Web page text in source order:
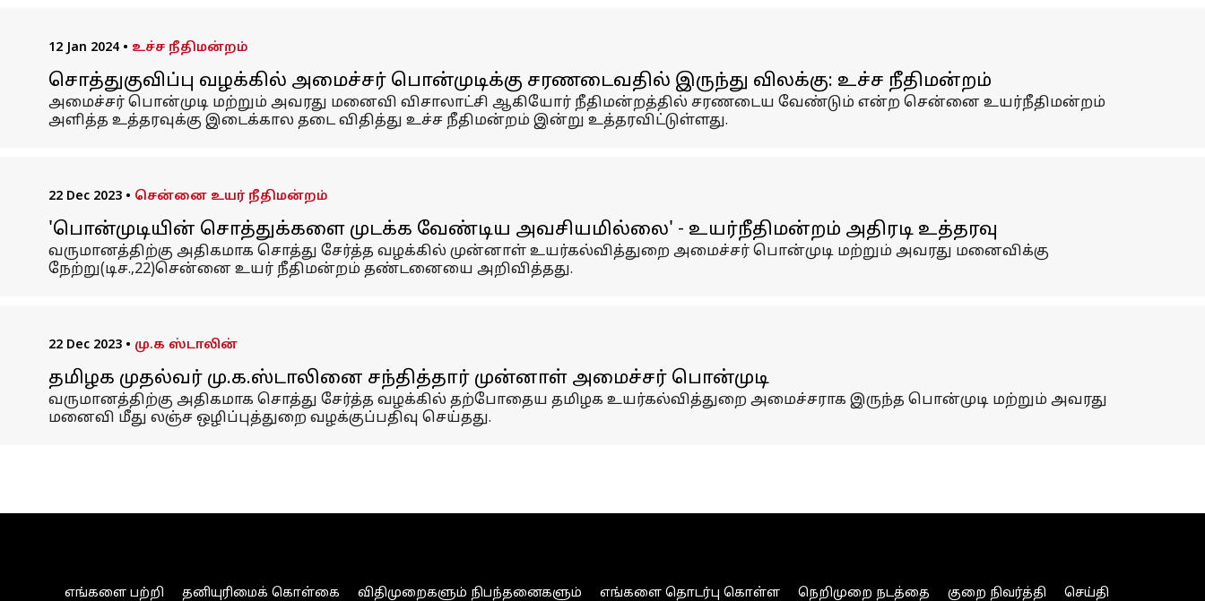
12 Jan 2024 • உச்ச நீதிமன்றம்
சொத்துகுவிப்பு வழக்கில் அமைச்சர் பொன்முடிக்கு சரணடைவதில் இருந்து விலக்கு: உச்ச நீதிமன்றம்
அமைச்சர் பொன்முடி மற்றும் அவரது மனைவி விசாலாட்சி ஆகியோர் நீதிமன்றத்தில் சரணடைய வேண்டும் என்ற சென்னை உயர்நீதிமன்றம்
அளித்த உத்தரவுக்கு இடைக்கால தடை விதித்து உச்ச நீதிமன்றம் இன்று உத்தரவிட்டுள்ளது.
22 Dec 2023 • சென்னை உயர் நீதிமன்றம்
'பொன்முடியின் சொத்துக்களை முடக்க வேண்டிய அவசியமில்லை' - உயர்நீதிமன்றம் அதிரடி உத்தரவு
வருமானத்திற்கு அதிகமாக சொத்து சேர்த்த வழக்கில் முன்னாள் உயர்கல்வித்துறை அமைச்சர் பொன்முடி மற்றும் அவரது மனைவிக்கு
நேற்று(டிச.,22)சென்னை உயர் நீதிமன்றம் தண்டனையை அறிவித்தது.
22 Dec 2023 • மு.க ஸ்டாலின்
தமிழக முதல்வர் மு.க.ஸ்டாலினை சந்தித்தார் முன்னாள் அமைச்சர் பொன்முடி
வருமானத்திற்கு அதிகமாக சொத்து சேர்த்த வழக்கில் தற்போதைய தமிழக உயர்கல்வித்துறை அமைச்சராக இருந்த பொன்முடி மற்றும் அவரது
மனைவி மீது லஞ்ச ஒழிப்புத்துறை வழக்குப்பதிவு செய்தது.
எங்களை பற்றி தனியுரிமைக் கொள்கை விதிமுறைகளும் நிபந்தனைகளும் எங்களை தொடர்பு கொள்ள நெறிமுறை நடத்தை குறை நிவர்த்தி செய்தி